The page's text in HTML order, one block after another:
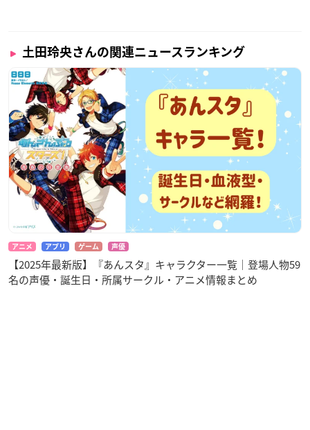
土田玲央さんの関連ニュースランキング
アニメ アプリ ゲーム 声優
【2025年最新版】『あんスタ』キャラクター一覧｜登場人物59
名の声優・誕生日・所属サークル・アニメ情報まとめ